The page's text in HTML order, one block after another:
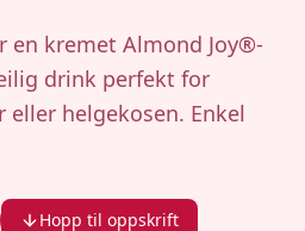
en kremet Almond Joy®-
drink perfekt for
helgekosen. Enkel
Hopp til oppskrift